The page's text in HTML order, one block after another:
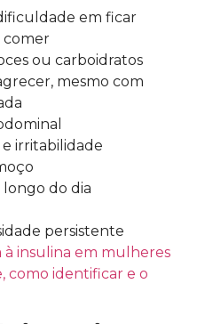
em ficar
comer
ou carboidratos
mesmo com
irritabilidade
do dia
persistente
à insulina em mulheres
como identificar e o